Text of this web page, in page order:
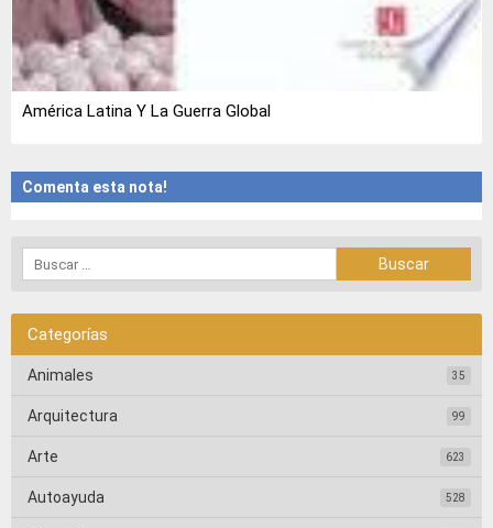
América Latina Y La Guerra Global
Comenta esta nota!
Categorías
Animales 35
Arquitectura 99
Arte 623
Autoayuda 528